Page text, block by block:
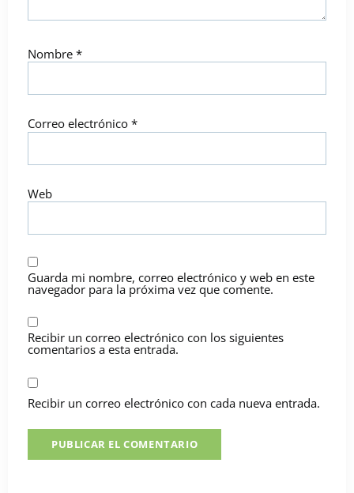
Nombre *
Correo electrónico *
Web
Guarda mi nombre, correo electrónico y web en este
navegador para la próxima vez que comente.
Recibir un correo electrónico con los siguientes
comentarios a esta entrada.
Recibir un correo electrónico con cada nueva entrada.